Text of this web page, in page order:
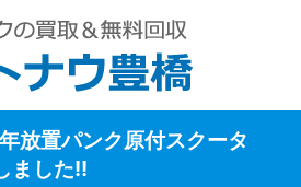
放置パンク原付スクータ
ました!!